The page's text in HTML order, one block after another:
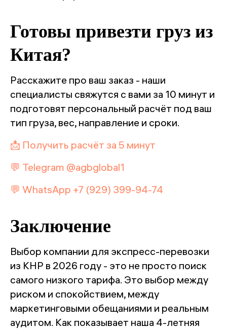
Готовы привезти груз из
Китая?
Расскажите про ваш заказ - наши
специалисты свяжутся с вами за 10 минут и
подготовят персональный расчёт под ваш
тип груза, вес, направление и сроки.
📩 Получить расчёт за 5 минут
💬 Telegram @agbglobal1
💬 WhatsApp +7 (929) 399-94-74
Заключение
Выбор компании для экспресс-перевозки
из КНР в 2026 году - это не просто поиск
самого низкого тарифа. Это выбор между
риском и спокойствием, между
маркетинговыми обещаниями и реальным
аудитом. Как показывает наша 4-летняя